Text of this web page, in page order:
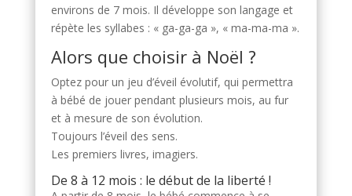
environs de 7 mois. Il développe son langage et
répète les syllabes : « ga-ga-ga », « ma-ma-ma ».
Alors que choisir à Noël ?
Optez pour un jeu d’éveil évolutif, qui permettra
à bébé de jouer pendant plusieurs mois, au fur
et à mesure de son évolution.
Toujours l’éveil des sens.
Les premiers livres, imagiers.
De 8 à 12 mois : le début de la liberté !